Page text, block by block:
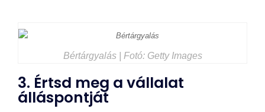
Bértárgyalás | Fotó: Getty Images
3. Értsd meg a vállalat
álláspontját